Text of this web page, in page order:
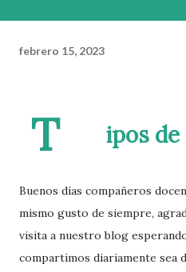
febrero 15, 2023
T ipos
Buenos días compañeros
mismo gusto de siempre,
visita a nuestro blog
compartimos diariamente sea